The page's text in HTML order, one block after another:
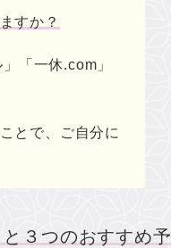
すか？
「一休.com」
とで、ご自分に
３つのおすすめ予